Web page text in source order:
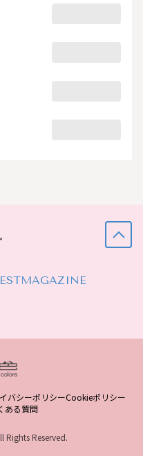
MAGAZINE
バシーポリシーCookieポリシー
ある質問
Rights Reserved.